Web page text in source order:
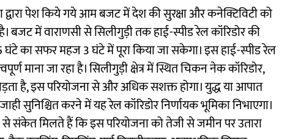
द्वारा पेश किये गये आम बजट में देश की सुरक्षा और कनेक्टिविटी को
में वाराणसी से सिलीगुड़ी तक हाई-स्पीड रेल कॉरिडोर की
का सफर महज 3 घंटे में पूरा किया जा सकेगा। इस हाई-स्पीड रेल
माना जा रहा है। सिलीगुड़ी क्षेत्र में स्थित चिकन नेक कॉरिडोर,
है, इस परियोजना से और अधिक सशक्त होगा। युद्ध या आपात
सुनिश्चित करने में यह रेल कॉरिडोर निर्णायक भूमिका निभाएगा।
मिलते हैं कि इस परियोजना को तेजी से जमीन पर उतारा